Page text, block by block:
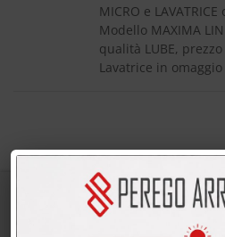
MICRO e
Modello MAXIMA
qualità LUBE,
Lavatrice in